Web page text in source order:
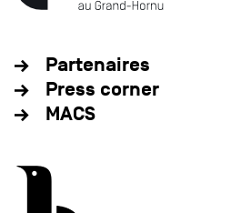
Partenaires
Press corner
MACS